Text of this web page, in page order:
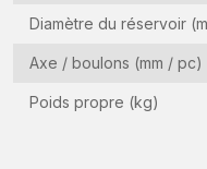
Diamètre du réservoir
Axe / boulons (mm / pc)
Poids propre (kg)
de
résidence
Vraag